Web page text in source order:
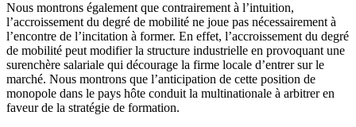
Nous montrons également que contrairement à l’intuition,
l’accroissement du degré de mobilité ne joue pas nécessairement à
l’encontre de l’incitation à former. En effet, l’accroissement du degré
de mobilité peut modifier la structure industrielle en provoquant une
surenchère salariale qui décourage la firme locale d’entrer sur le
marché. Nous montrons que l’anticipation de cette position de
monopole dans le pays hôte conduit la multinationale à arbitrer en
faveur de la stratégie de formation.